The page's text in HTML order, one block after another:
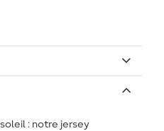
: notre jersey